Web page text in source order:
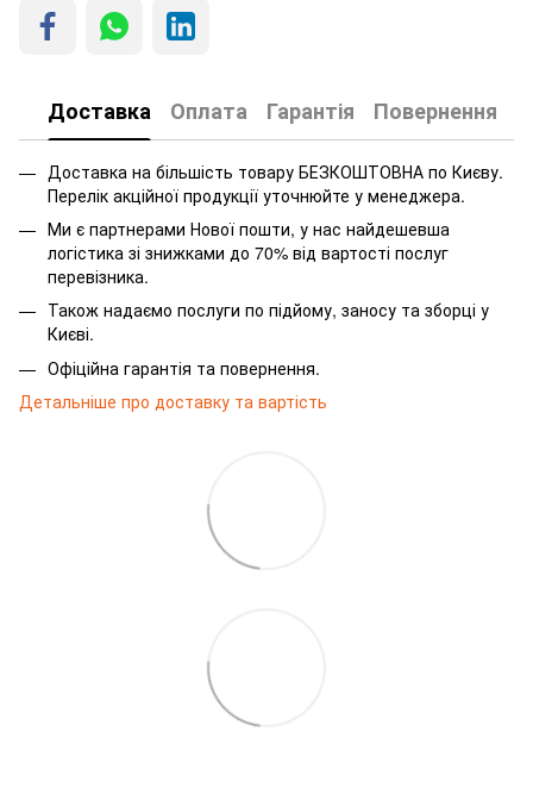
Доставка Оплата Гарантія Повернення
Доставка на більшість товару БЕЗКОШТОВНА по Києву.
Перелік акційної продукції уточнюйте у менеджера.
Ми є партнерами Нової пошти, у нас найдешевша
логістика зі знижками до 70% від вартості послуг
перевізника.
Також надаємо послуги по підйому, заносу та зборці у
Києві.
Офіційна гарантія та повернення.
Детальніше про доставку та вартість